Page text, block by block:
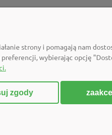
Newsletter
Kontakt
strony i pomagają nam
wybierając opcję
zgody